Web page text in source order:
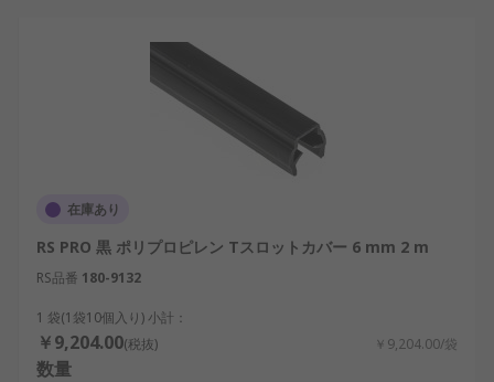
在庫あり
RS PRO 黒 ポリプロピレン Tスロットカバー 6 mm 2 m
RS品番 180-9132
1 袋(1袋10個入り) 小計：
￥9,204.00(税抜) ￥9,204.00/袋
数量